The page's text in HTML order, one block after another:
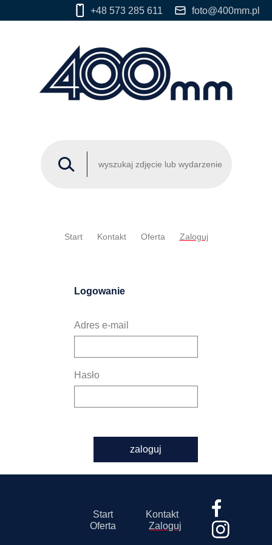
+48 573 285 611 foto@400mm.pl
Start Kontakt Oferta Zaloguj
Logowanie
Adres e-mail
Hasło
zaloguj
Start
Kontakt
Oferta
Zaloguj